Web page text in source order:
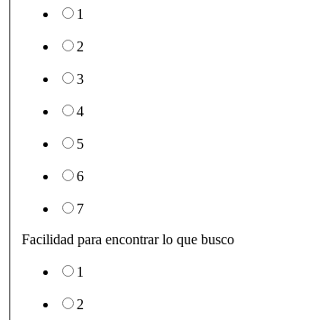
1
2
3
4
5
6
7
Facilidad para encontrar lo que busco
1
2